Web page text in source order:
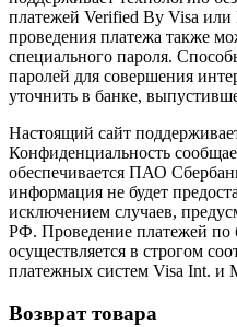
платежей Verified By Visa или
проведения платежа также
специального пароля.
паролей для совершения
уточнить в банке,
Настоящий сайт
Конфиденциальность
обеспечивается ПАО
информация не будет
исключением случаев,
РФ. Проведение платежей по
осуществляется в строгом
платежных систем Visa Int. и
Возврат товара